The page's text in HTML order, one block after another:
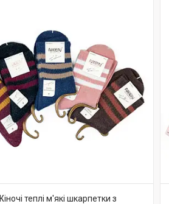
теплі м'які шкарпетки з